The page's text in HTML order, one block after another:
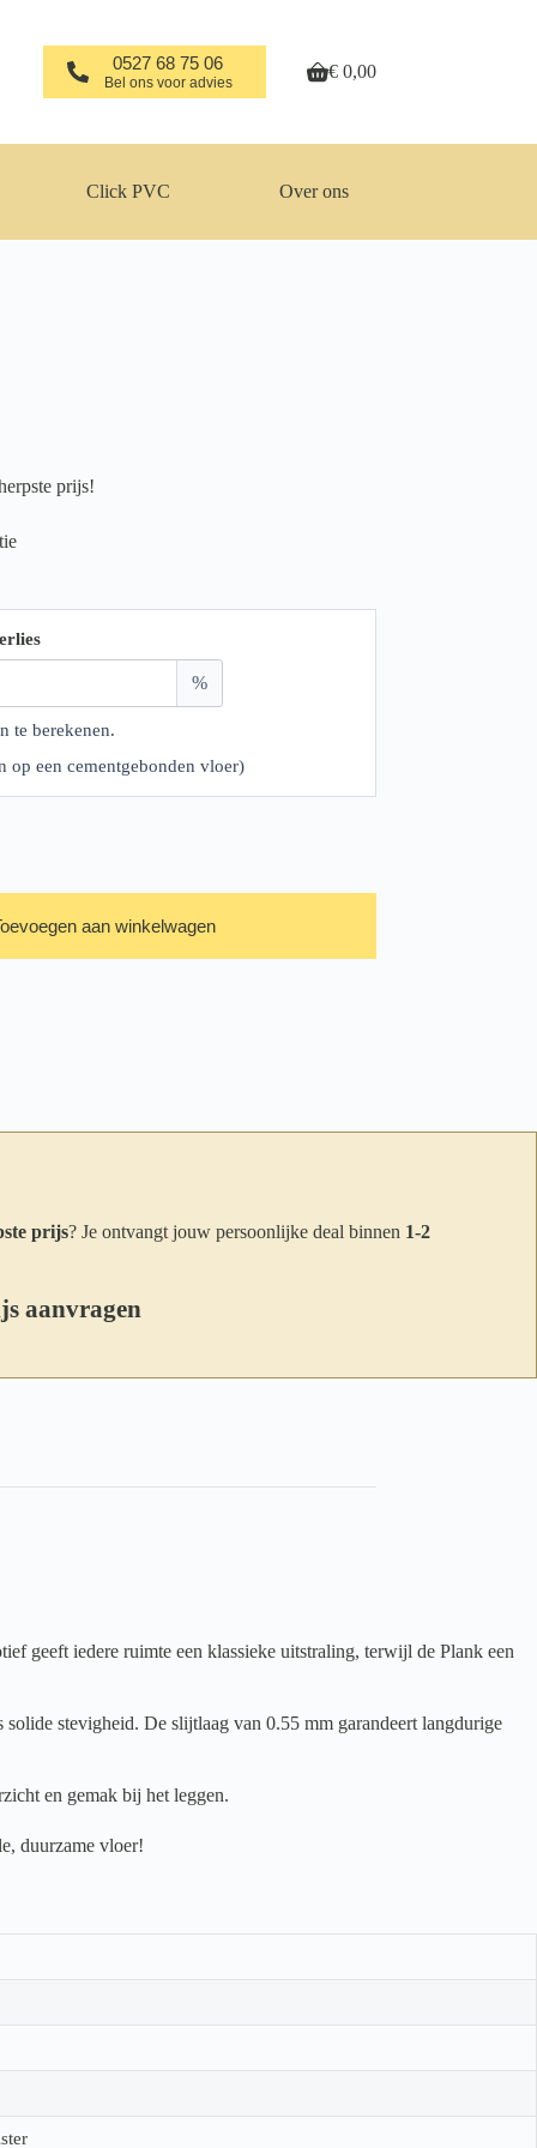
0527 68 75 06
Bel ons voor advies Winkelwagen
€0,00
Click PVC Over ons
prijs!
%
te berekenen.
op een cementgebonden vloer)
aan winkelwagen
prijs? Je ontvangt jouw persoonlijke deal binnen 1-2
aanvragen
geeft iedere ruimte een klassieke uitstraling, terwijl de Plank een
stevigheid. De slijtlaag van 0.55 mm garandeert langdurige
en gemak bij het leggen.
duurzame vloer!